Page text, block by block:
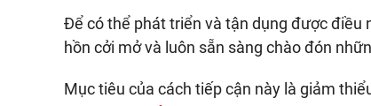
Để có thể phát triển và tận dụng được điều
hồn cởi mở và luôn sẵn sàng chào đón
Mục tiêu của cách tiếp cận này là giảm